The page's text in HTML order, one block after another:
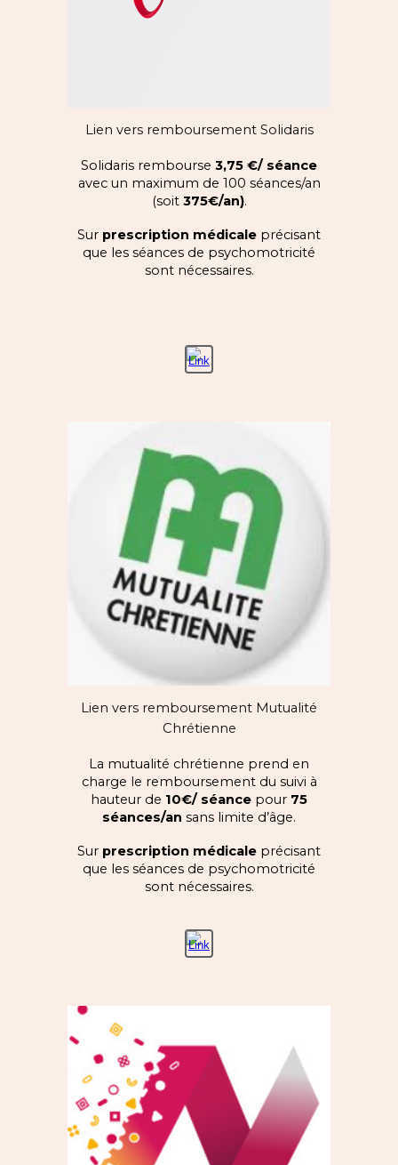
Lien vers remboursement Solidaris
Solidaris rembourse 3,75 €/ séance
avec un maximum de 100 séances/an
(soit 375€/an).
Sur prescription médicale précisant
que les séances de psychomotricité
sont nécessaires.
Lien vers remboursement Mutualité
Chrétienne
La mutualité chrétienne prend en
charge le remboursement du suivi à
hauteur de 10€/ séance pour 75
séances/an sans limite d’âge.
Sur prescription médicale précisant
que les séances de psychomotricité
sont nécessaires.